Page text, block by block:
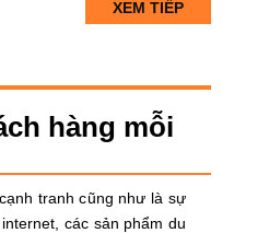
XEM TIẾP
hàng mỗi
tranh cũng như là sự
các sản phẩm du